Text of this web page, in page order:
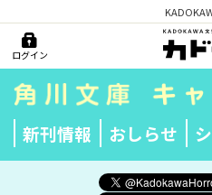
ログイン
新刊情報 おしらせ